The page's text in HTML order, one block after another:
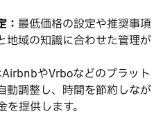
： 最低価格の設定や推奨事項
地域の知識に合わせた管理が
やVrboなどのプラット
動調整し、時間を節約しなが
提供します。